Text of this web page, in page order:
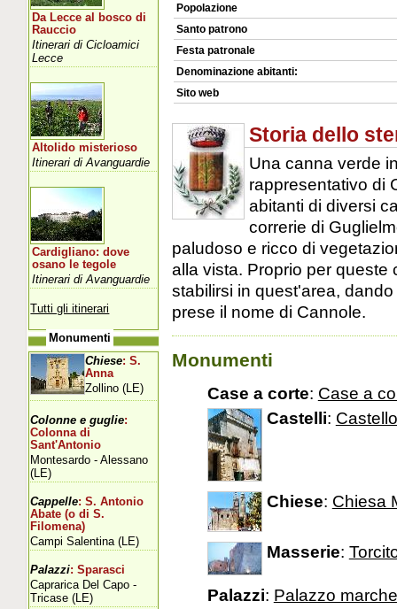
Popolazione
Santo patrono
Festa patronale
Denominazione abitanti:
Sito web
Storia dello
Una canna verde
rappresentativo di
abitanti di diversi
correrie di
paludoso e ricco di
alla vista. Proprio per queste
stabilirsi in quest'area,
prese il nome di Cannole.
Monumenti
Case a corte: Case a
Castelli:
Chiese: Chiesa
Masserie:
Palazzi: Palazzo
Da Lecce al bosco di
Rauccio
Itinerari di Cicloamici
Lecce
Altolido misterioso
Itinerari di Avanguardie
Cardigliano: dove
osano le tegole
Itinerari di Avanguardie
Tutti gli itinerari
Monumenti
Chiese: S.
Anna
Zollino (LE)
Colonne e guglie:
Colonna di
Sant'Antonio
Montesardo - Alessano
(LE)
Cappelle: S. Antonio
Abate (o di S.
Filomena)
Campi Salentina (LE)
Palazzi: Sparasci
Caprarica Del Capo -
Tricase (LE)